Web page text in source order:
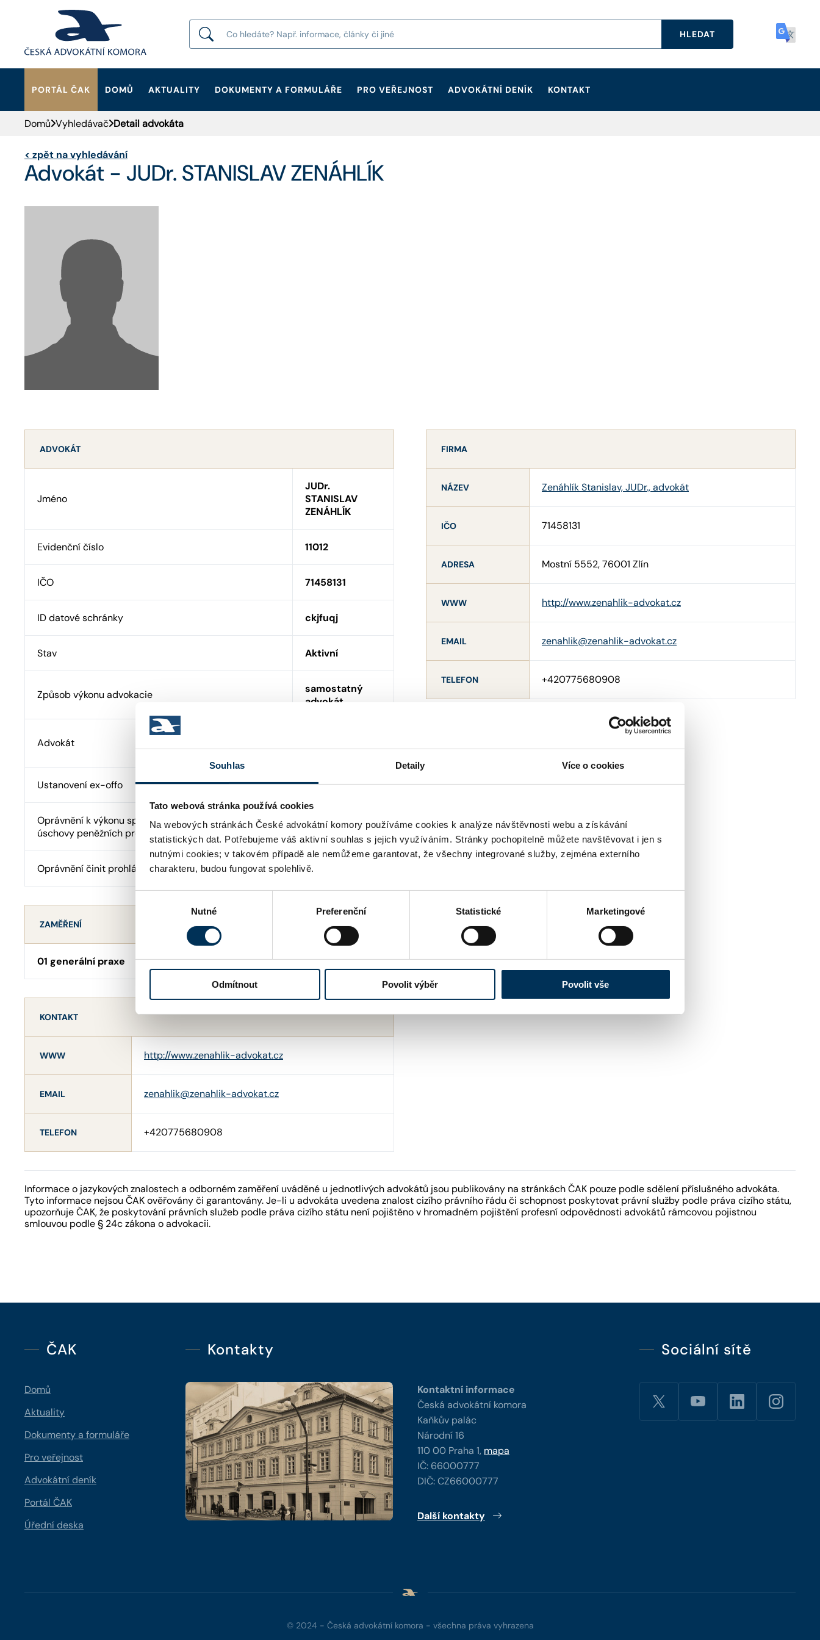
Souhlas Detaily Více o cookies
Tato webová stránka používá cookies
Na webových stránkách České advokátní komory používáme cookies k analýze návštěvnosti webu a získávání
statistických dat. Potřebujeme váš aktivní souhlas s jejich využíváním. Stránky pochopitelně můžete navštěvovat i jen s
nutnými cookies; v takovém případě ale nemůžeme garantovat, že všechny integrované služby, zejména externího
charakteru, budou fungovat spolehlivě.
Nutné Preferenční Statistické Marketingové
Odmítnout Povolit výběr Povolit vše
HLEDAT
PORTÁL ČAK DOMŮ AKTUALITY DOKUMENTY A FORMULÁŘE PRO VEŘEJNOST ADVOKÁTNÍ DENÍK
KONTAKT
HLEDAT
Domů Vyhledávač Detail advokáta
< zpět na vyhledávání
Advokát - JUDr. STANISLAV ZENÁHLÍK
ADVOKÁT
Jméno
JUDr.
STANISLAV
ZENÁHLÍK
Evidenční číslo 11012
IČO 71458131
ID datové schránky ckjfuqj
Stav Aktivní
Způsob výkonu advokacie
samostatný
advokát
Advokát
5b)
Ustanovení ex-offo ANO
Oprávnění k výkonu správy cizího majetku a advokátní
úschovy peněžních prostředků
ANO
Oprávnění činit prohlášení o pravosti podpisu ANO
ZAMĚŘENÍ
01 generální praxe
KONTAKT
WWW http://www.zenahlik-advokat.cz
EMAIL zenahlik@zenahlik-advokat.cz
TELEFON +420775680908
FIRMA
NÁZEV Zenáhlík Stanislav, JUDr., advokát
IČO 71458131
ADRESA Mostní 5552, 76001 Zlín
WWW http://www.zenahlik-advokat.cz
EMAIL zenahlik@zenahlik-advokat.cz
TELEFON +420775680908
Informace o jazykových znalostech a odborném zaměření uváděné u jednotlivých advokátů jsou publikovány na stránkách ČAK pouze podle sdělení příslušného advokáta.
Tyto informace nejsou ČAK ověřovány či garantovány. Je-li u advokáta uvedena znalost cizího právního řádu či schopnost poskytovat právní služby podle práva cizího státu,
upozorňuje ČAK, že poskytování právních služeb podle práva cizího státu není pojištěno v hromadném pojištění profesní odpovědnosti advokátů rámcovou pojistnou
smlouvou podle § 24c zákona o advokacii.
ČAK
Domů
Aktuality
Dokumenty a formuláře
Pro veřejnost
Advokátní deník
Portál ČAK
Úřední deska
Kontakty
Kontaktní informace
Česká advokátní komora
Kaňkův palác
Národní 16
110 00 Praha 1, mapa
IČ: 66000777
DIČ: CZ66000777
Další kontakty
Sociální sítě
© 2024 - Česká advokátní komora - všechna práva vyhrazena